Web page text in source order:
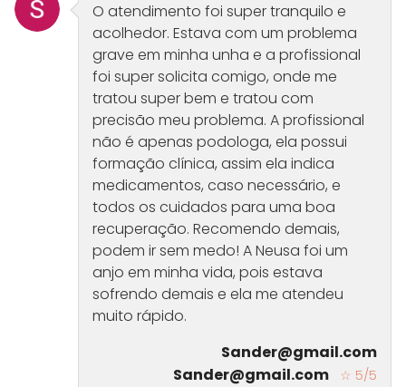
O atendimento foi super tranquilo e
acolhedor. Estava com um problema
grave em minha unha e a profissional
foi super solicita comigo, onde me
tratou super bem e tratou com
precisão meu problema. A profissional
não é apenas podologa, ela possui
formação clínica, assim ela indica
medicamentos, caso necessário, e
todos os cuidados para uma boa
recuperação. Recomendo demais,
podem ir sem medo! A Neusa foi um
anjo em minha vida, pois estava
sofrendo demais e ela me atendeu
muito rápido.
Sander@gmail.com
Sander@gmail.com
☆ 5/5